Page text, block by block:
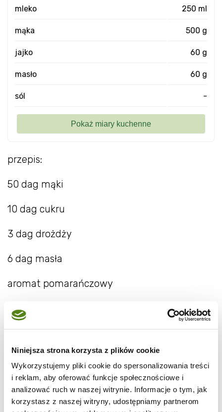
Niniejsza strona korzysta z plików cookie
Wykorzystujemy pliki cookie do spersonalizowania treści
i reklam, aby oferować funkcje społecznościowe i
analizować ruch w naszej witrynie. Informacje o tym, jak
korzystasz z naszej witryny, udostępniamy partnerom
przepis:
50 dag mąki
10 dag cukru
3 dag drożdży
6 dag masła
aromat pomarańczowy
ok 1 szklanki mleka
1 jajko
1 żółtko
szczypta soli
10 dag suszonych moreli
mleko 250 ml
mąka 500 g
jajko 60 g
masło 60 g
sól -